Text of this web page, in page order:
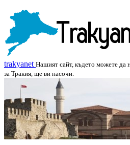
trakyanet Нашият сайт, където можете да
за Тракия, ще ви насочи.